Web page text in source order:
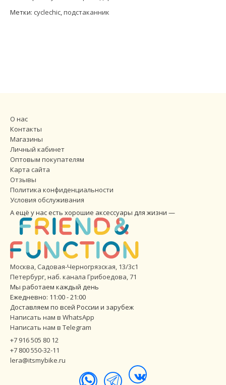
Метки: cyclechic,подстаканник
О нас
Контакты
Магазины
Личный кабинет
Оптовым покупателям
Карта сайта
Отзывы
Политика конфиденциальности
Условия обслуживания
А ещё у нас есть хорошие аксессуары для жизни —
Москва, Садовая-Черногрязская, 13/3с1
Петербург,наб. канала Грибоедова, 71
Мы работаем каждый день
Ежедневно: 11:00 - 21:00
Доставляем по всей России и зарубеж
Написать нам в WhatsApp
Написать нам в Telegram
+7 916 505 80 12
+7 800 550-32-11
lera@itsmybike.ru